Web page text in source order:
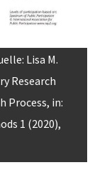
Lisa M.
Research
Process, in:
1 (2020),